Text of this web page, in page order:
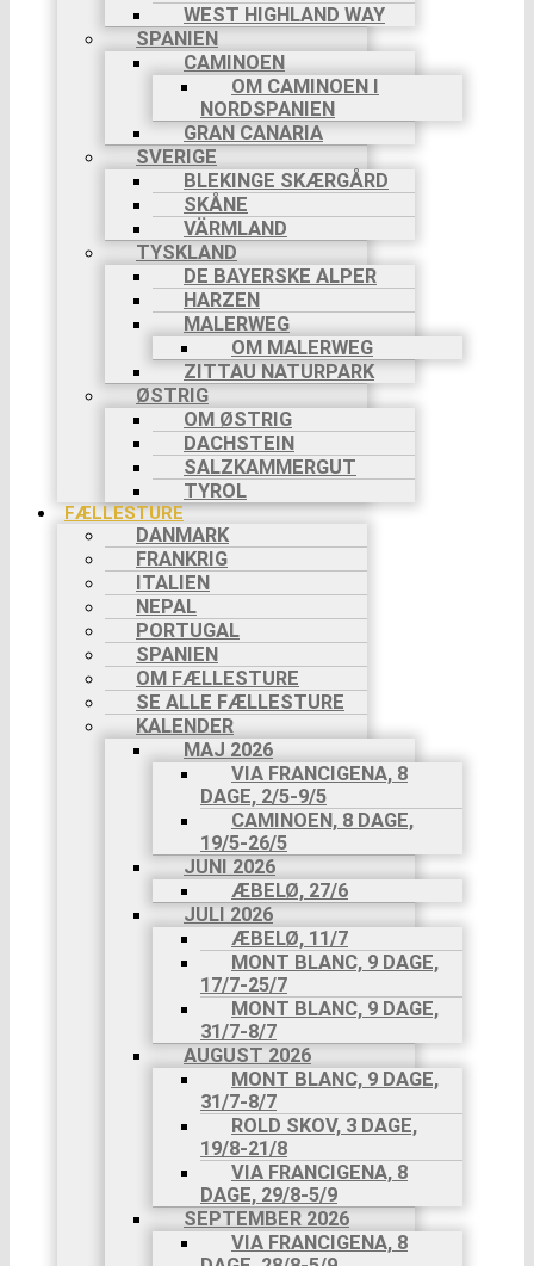
WEST HIGHLAND WAY
SPANIEN
CAMINOEN
OM CAMINOEN I
NORDSPANIEN
GRAN CANARIA
SVERIGE
BLEKINGE SKÆRGÅRD
SKÅNE
VÄRMLAND
TYSKLAND
DE BAYERSKE ALPER
HARZEN
MALERWEG
OM MALERWEG
ZITTAU NATURPARK
ØSTRIG
OM ØSTRIG
DACHSTEIN
SALZKAMMERGUT
TYROL
FÆLLESTURE
DANMARK
FRANKRIG
ITALIEN
NEPAL
PORTUGAL
SPANIEN
OM FÆLLESTURE
SE ALLE FÆLLESTURE
KALENDER
MAJ 2026
VIA FRANCIGENA, 8
DAGE, 2/5-9/5
CAMINOEN, 8 DAGE,
19/5-26/5
JUNI 2026
ÆBELØ, 27/6
JULI 2026
ÆBELØ, 11/7
MONT BLANC, 9 DAGE,
17/7-25/7
MONT BLANC, 9 DAGE,
31/7-8/7
AUGUST 2026
MONT BLANC, 9 DAGE,
31/7-8/7
ROLD SKOV, 3 DAGE,
19/8-21/8
VIA FRANCIGENA, 8
DAGE, 29/8-5/9
SEPTEMBER 2026
VIA FRANCIGENA, 8